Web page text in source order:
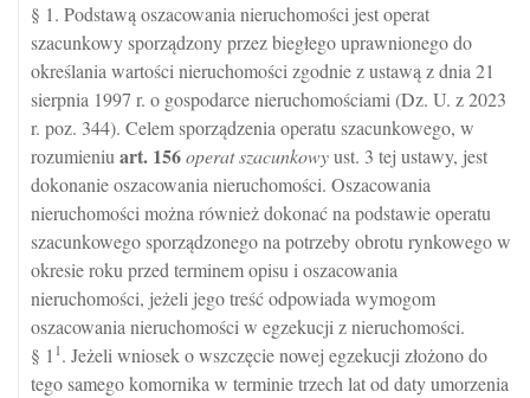
§ 1. Podstawą oszacowania nieruchomości jest operat
szacunkowy sporządzony przez biegłego uprawnionego do
określania wartości nieruchomości zgodnie z ustawą z dnia 21
sierpnia 1997 r. o gospodarce nieruchomościami (Dz. U. z 2023
r. poz. 344). Celem sporządzenia operatu szacunkowego, w
rozumieniu art. 156operat szacunkowyust. 3 tej ustawy, jest
dokonanie oszacowania nieruchomości. Oszacowania
nieruchomości można również dokonać na podstawie operatu
szacunkowego sporządzonego na potrzeby obrotu rynkowego w
okresie roku przed terminem opisu i oszacowania
nieruchomości, jeżeli jego treść odpowiada wymogom
oszacowania nieruchomości w egzekucji z nieruchomości.
§ 1 1. Jeżeli wniosek o wszczęcie nowej egzekucji złożono do
tego samego komornika w terminie trzech lat od daty umorzenia